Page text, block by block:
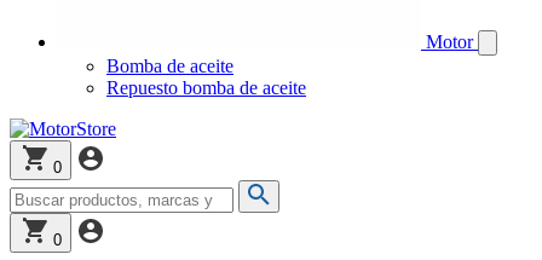
Motor
Bomba de aceite
Repuesto bomba de aceite
0
0